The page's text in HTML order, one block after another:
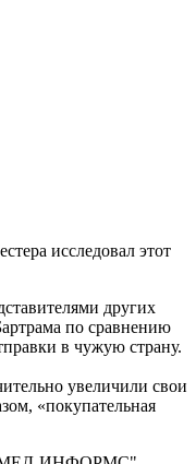
исследовал этот
других
по сравнению
в чужую страну.
увеличили свои
«покупательная